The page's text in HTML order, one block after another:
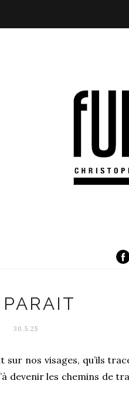
30.5.25
nos visages, qu’ils
devenir les chemins de